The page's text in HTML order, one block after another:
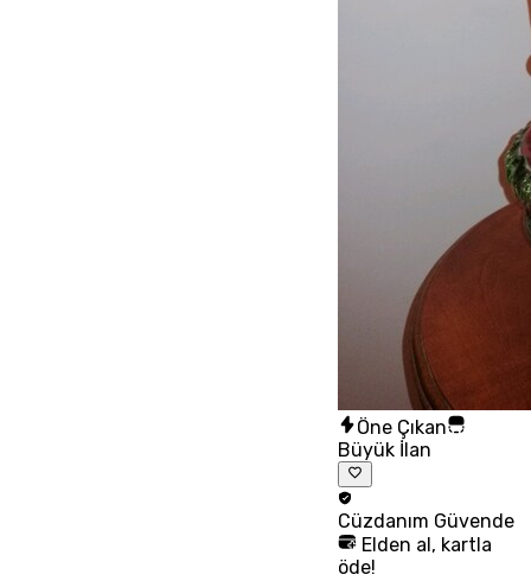
Öne Çıkan
Büyük İlan
Cüzdanım Güvende
Elden al, kartla
öde!